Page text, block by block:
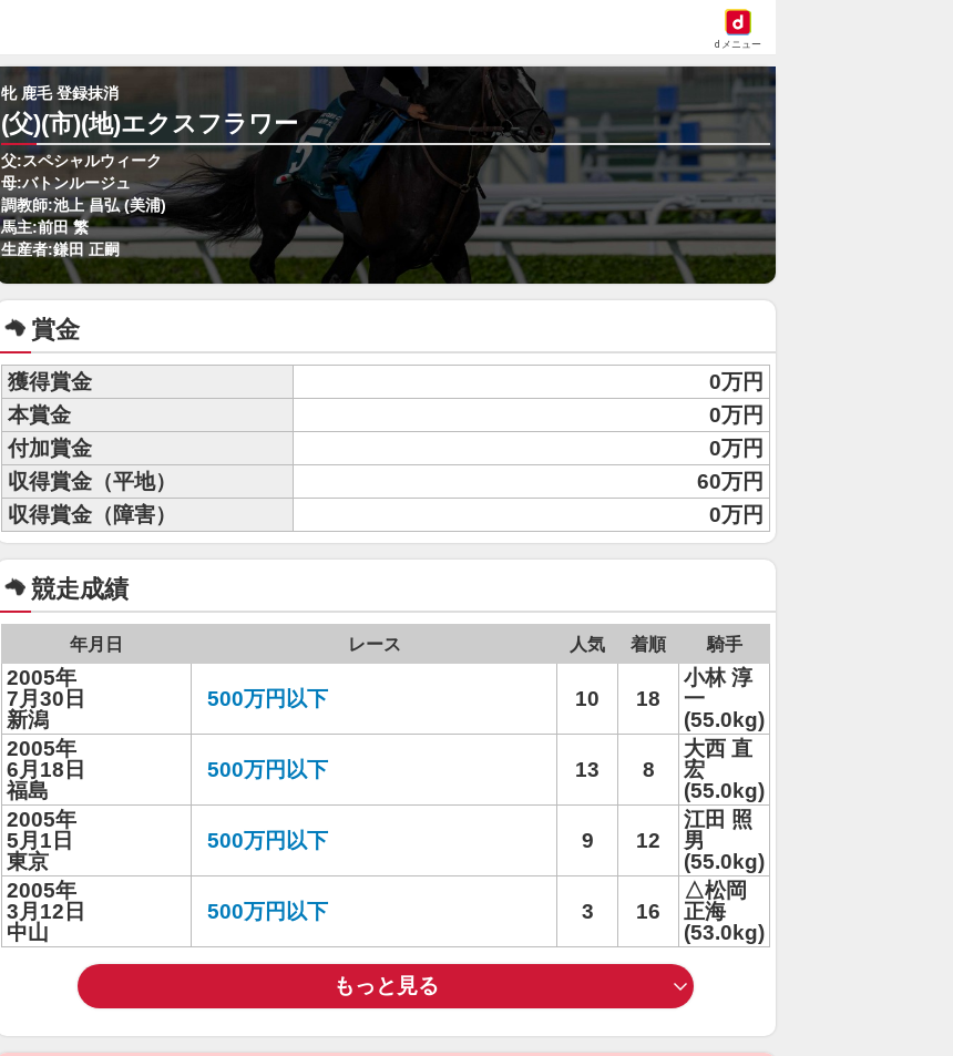
dメニュー
牝 鹿毛 登録抹消
(父)(市)(地)エクスフラワー
父:スペシャルウィーク
母:バトンルージュ
調教師:池上 昌弘 (美浦)
馬主:前田 繁
生産者:鎌田 正嗣
賞金
獲得賞金
0万円
本賞金
0万円
付加賞金
0万円
収得賞金（平地）
60万円
収得賞金（障害）
0万円
競走成績
年月日 レース 人気 着順 騎手
2005年
7月30日
新潟
500万円以下 10 18
小林 淳
一
(55.0kg)
2005年
6月18日
福島
500万円以下 13 8
大西 直
宏
(55.0kg)
2005年
5月1日
東京
500万円以下 9 12
江田 照
男
(55.0kg)
2005年
3月12日
中山
500万円以下 3 16
△松岡
正海
(53.0kg)
もっと見る